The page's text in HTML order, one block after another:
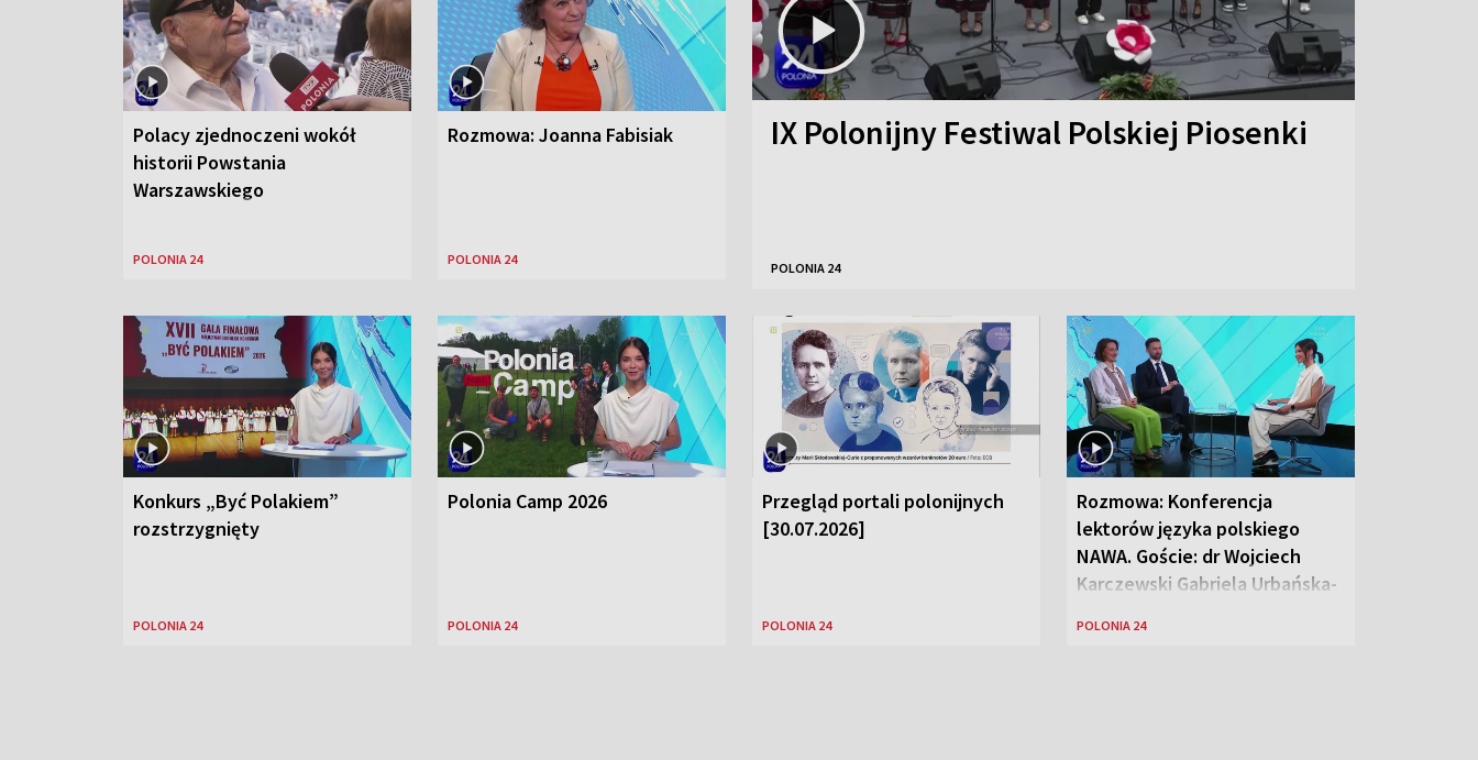
Polacy zjednoczeni wokół
historii Powstania
Warszawskiego
POLONIA 24
Rozmowa: Joanna Fabisiak
POLONIA 24
IX Polonijny Festiwal Polskiej Piosenki
POLONIA 24
Konkurs „Być Polakiem”
rozstrzygnięty
POLONIA 24
Polonia Camp 2026
POLONIA 24
Przegląd portali polonijnych
[30.07.2026]
POLONIA 24
Rozmowa: Konferencja
lektorów języka polskiego
NAWA. Goście: dr Wojciech
Karczewski Gabriela Urbańska-
POLONIA 24